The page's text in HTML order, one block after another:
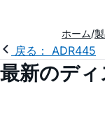
ホーム
戻る： ADR445
最新のデ